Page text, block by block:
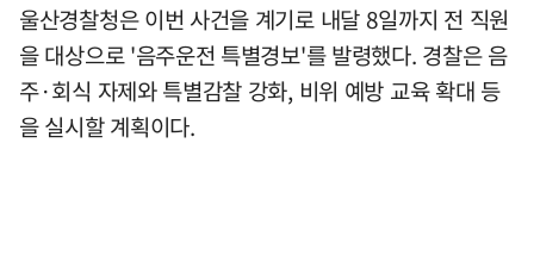
울산경찰청은 이번 사건을 계기로 내달 8일까지 전 직원
을 대상으로 '음주운전 특별경보'를 발령했다. 경찰은 음
주·회식 자제와 특별감찰 강화, 비위 예방 교육 확대 등
을 실시할 계획이다.